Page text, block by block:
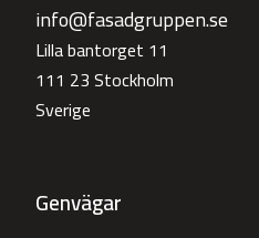
info@fasadgruppen.se
Lilla bantorget 11
111 23 Stockholm
Sverige
Genvägar